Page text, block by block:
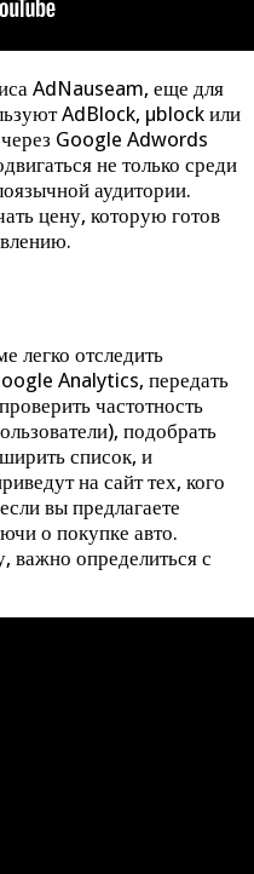
AdNauseam, еще для
AdBlock, µblock или
Google Adwords
не только среди
аудитории.
цену, которую готов
легко отследить
Analytics, передать
частотность
подобрать
список, и
на сайт тех, кого
вы предлагаете
о покупке авто.
важно определиться с